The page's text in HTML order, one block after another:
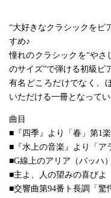
“大好きなクラシックをピ
すめ♪
憧れのクラシックを“やさ
のサイズ”で弾ける初級ピ
有名どころだけでなく、
いただける一冊となってい
曲目
■『四季』より「春」第1
■『水上の音楽』より「ア
■G線上のアリア（バッハ）
■主よ、人の望みの喜びよ
■交響曲第94番ト長調「驚